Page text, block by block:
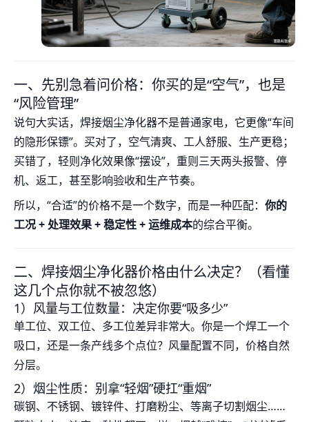
一、先别急着问价格：你买的是“空气”，也是
“风险管理”
说句大实话，焊接烟尘净化器不是普通家电，它更像“车间
的隐形保镖”。买对了，空气清爽、工人舒服、生产更稳；
买错了，轻则净化效果像“摆设”，重则三天两头报警、停
机、返工，甚至影响验收和生产节奏。
所以，“合适”的价格不是一个数字，而是一种匹配： 你的
工况 + 处理效果 + 稳定性 + 运维成本的综合平衡。
二、焊接烟尘净化器价格由什么决定？（看懂
这几个点你就不被忽悠）
1）风量与工位数量：决定你要“吸多少”
单工位、双工位、多工位差异非常大。你是一个焊工一个
吸口，还是一条产线多个点位？风量配置不同，价格自然
分层。
2）烟尘性质：别拿“轻烟”硬扛“重烟”
碳钢、不锈钢、镀锌件、打磨粉尘、等离子切割烟尘……